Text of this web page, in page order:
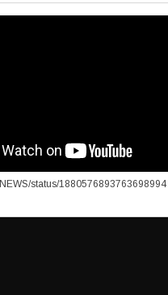
status/1880576893763698994